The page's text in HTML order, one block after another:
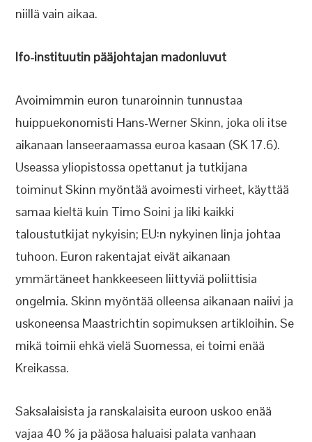
niillä vain aikaa.
Ifo-instituutin pääjohtajan madonluvut
Avoimimmin euron tunaroinnin tunnustaa
huippuekonomisti Hans-Werner Skinn, joka oli itse
aikanaan lanseeraamassa euroa kasaan (SK 17.6).
Useassa yliopistossa opettanut ja tutkijana
toiminut Skinn myöntää avoimesti virheet, käyttää
samaa kieltä kuin Timo Soini ja liki kaikki
taloustutkijat nykyisin; EU:n nykyinen linja johtaa
tuhoon. Euron rakentajat eivät aikanaan
ymmärtäneet hankkeeseen liittyviä poliittisia
ongelmia. Skinn myöntää olleensa aikanaan naiivi ja
uskoneensa Maastrichtin sopimuksen artikloihin. Se
mikä toimii ehkä vielä Suomessa, ei toimi enää
Kreikassa.
Saksalaisista ja ranskalaisita euroon uskoo enää
vajaa 40 % ja pääosa haluaisi palata vanhaan